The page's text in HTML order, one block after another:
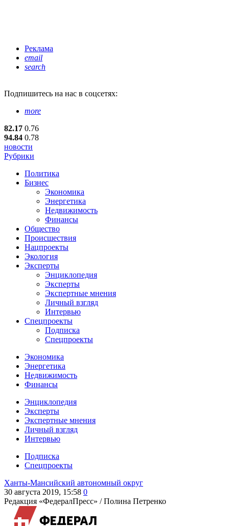
Реклама
email
search
Подпишитесь на нас в соцсетях:
more
82.17 0.76
94.84 0.78
новости
Рубрики
Политика
Бизнес
Экономика
Энергетика
Недвижимость
Финансы
Общество
Происшествия
Нацпроекты
Экология
Эксперты
Энциклопедия
Эксперты
Экспертные мнения
Личный взгляд
Интервью
Спецпроекты
Подписка
Спецпроекты
Экономика
Энергетика
Недвижимость
Финансы
Энциклопедия
Эксперты
Экспертные мнения
Личный взгляд
Интервью
Подписка
Спецпроекты
Ханты-Мансийский автономный округ
30 августа 2019, 15:58 0
Редакция «ФедералПресс» /Полина Петренко